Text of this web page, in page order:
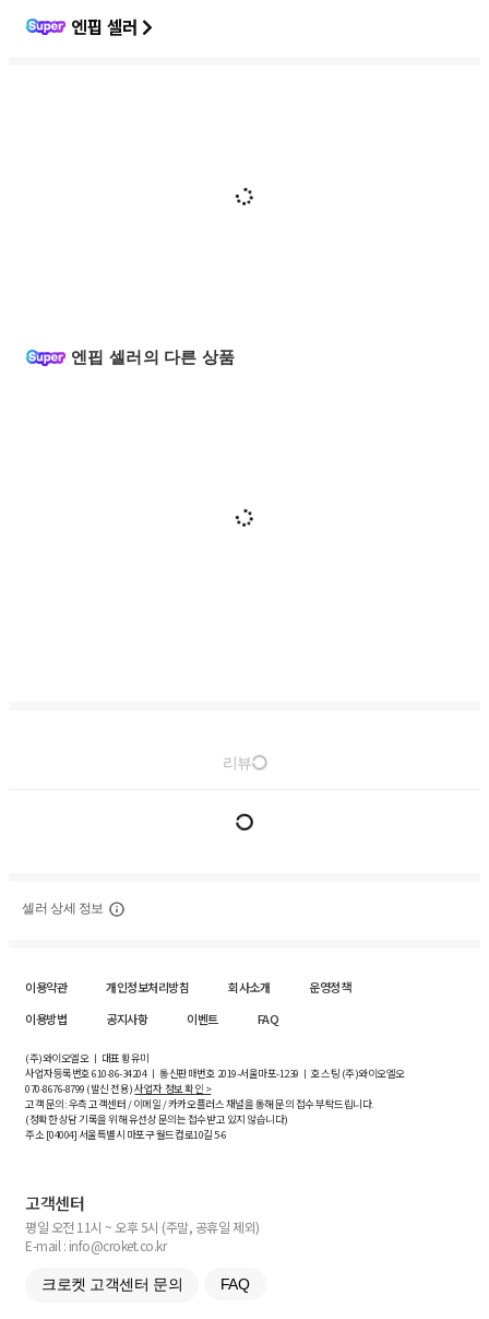
엔핍 셀러
엔핍 셀러의 다른 상품
리뷰
셀러 상세 정보
이용약관 개인정보처리방침 회사소개
운영정책
이용방법
공지사항 이벤트 FAQ
(주)와이오엘오 ㅣ 대표 황유미
사업자등록번호610-86-34204ㅣ 통신판매번호 2019-서울마포-1239 ㅣ 호스팅 (주)와이오엘오
070-8676-8799 (발신 전용)사업자 정보 확인 >
고객 문의: 우측 고객센터 / 이메일 / 카카오플러스 채널을 통해 문의 접수 부탁드립니다.
(정확한 상담 기록을 위해 유선상 문의는 접수받고 있지 않습니다)
주소 [04004] 서울특별시 마포구 월드컵로10길5-6
고객센터
평일 오전 11시 ~ 오후 5시 (주말, 공휴일 제외)
E-mail : info@croket.co.kr
크로켓 고객센터 문의 FAQ